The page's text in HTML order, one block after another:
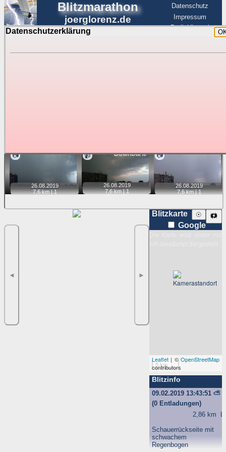
Datenschutzerklärung
Blitzmarathon
joerglorenz.de
Datenschutz
Impressum
BerlinHimmel
Blitzmarathon
Luftfahrt
📷
26.08. 2019
7,6 km |1
📹
26.08. 2019
7,6 km |1
📷
26.08.2019
7,6 km |1
◄ ►
Blitzkarte 🗱
☉
Google
5 km
Leaflet | ©OpenStreetMap
contributors
Blitzinfo
09.02.2019 13:43:51⛅
(0 Entladungen)
2,86 km
Schauerrückseite mit
schwachem
Regenbogen